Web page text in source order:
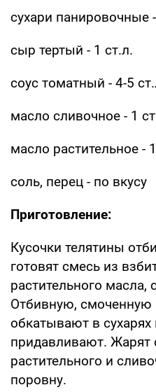
сухари панировочные
сыр тертый - 1 ст.л.
соус томатный - 4-5
масло сливочное - 1
масло растительное -
соль, перец - по вкусу
Приготовление:
Кусочки телятины
готовят смесь из
растительного масла,
Отбивную, смоченную
обкатывают в
придавливают. Жарят
растительного и
поровну.